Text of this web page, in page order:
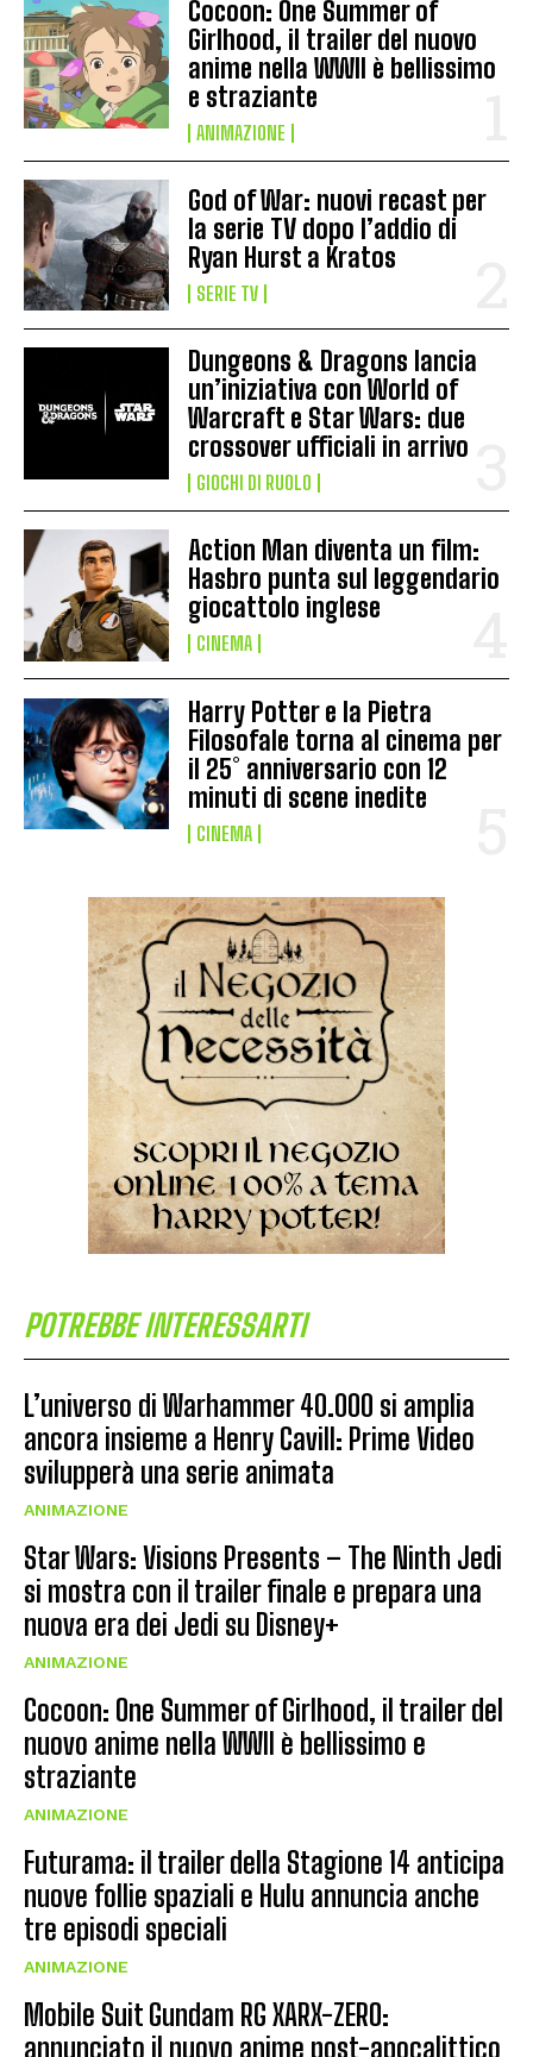
Cocoon: One Summer of
Girlhood, il trailer del nuovo
anime nella WWII è bellissimo
e straziante
ANIMAZIONE
God of War: nuovi recast per
la serie TV dopo l’addio di
Ryan Hurst a Kratos
SERIE TV
Dungeons & Dragons lancia
un’iniziativa con World of
Warcraft e Star Wars: due
crossover ufficiali in arrivo
GIOCHI DI RUOLO
Action Man diventa un film:
Hasbro punta sul leggendario
giocattolo inglese
CINEMA
Harry Potter e la Pietra
Filosofale torna al cinema per
il 25° anniversario con 12
minuti di scene inedite
CINEMA
POTREBBE INTERESSARTI
L’universo di Warhammer 40.000 si amplia
ancora insieme a Henry Cavill: Prime Video
svilupperà una serie animata
ANIMAZIONE
Star Wars: Visions Presents – The Ninth Jedi
si mostra con il trailer finale e prepara una
nuova era dei Jedi su Disney+
ANIMAZIONE
Cocoon: One Summer of Girlhood, il trailer del
nuovo anime nella WWII è bellissimo e
straziante
ANIMAZIONE
Futurama: il trailer della Stagione 14 anticipa
nuove follie spaziali e Hulu annuncia anche
tre episodi speciali
ANIMAZIONE
Mobile Suit Gundam RG XARX-ZERO:
annunciato il nuovo anime post-apocalittico